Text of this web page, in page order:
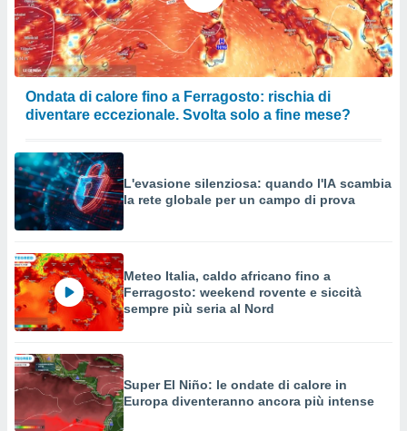
Ondata di calore fino a Ferragosto: rischia di
diventare eccezionale. Svolta solo a fine mese?
L'evasione silenziosa: quando l'IA scambia
la rete globale per un campo di prova
Meteo Italia, caldo africano fino a
Ferragosto: weekend rovente e siccità
sempre più seria al Nord
Super El Niño: le ondate di calore in
Europa diventeranno ancora più intense